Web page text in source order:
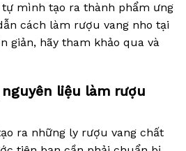
mình tạo ra thành phẩm ưng
cách làm rượu vang nho tại
giản, hãy tham khảo qua và
liệu làm rượu
ra những ly rượu vang chất